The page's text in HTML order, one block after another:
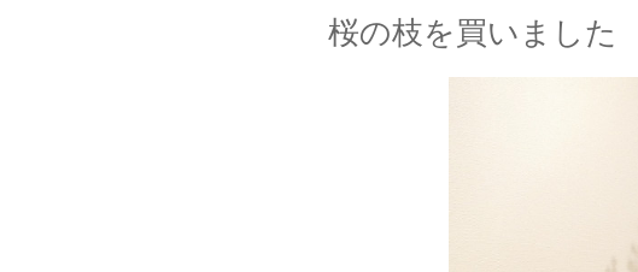
桜の枝を買いました